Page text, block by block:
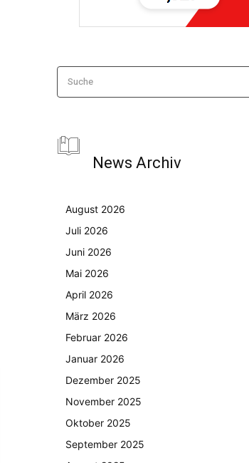
Suche
News Archiv
August 2026
Juli 2026
Juni 2026
Mai 2026
April 2026
März 2026
Februar 2026
Januar 2026
Dezember 2025
November 2025
Oktober 2025
September 2025